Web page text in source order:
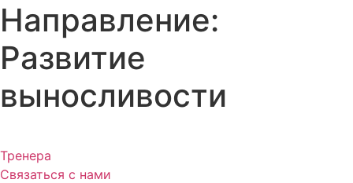
Направление:
Развитие
выносливости
Тренера
Связаться с нами